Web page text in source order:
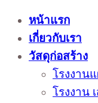
หน้าแรก
เกี่ยวกับเรา
วัสดุก่อสร้าง
โรงงาน
โรงงาน